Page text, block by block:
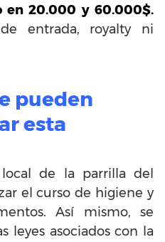
en 20.000 y 60.000$.
entrada, royalty ni
pueden
esta
de la parrilla del
el curso de higiene y
Así mismo, se
leyes asociados con la